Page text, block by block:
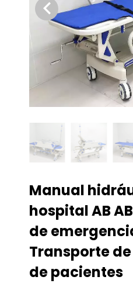
Manual
hospital AB
de
Transporte
de pacientes